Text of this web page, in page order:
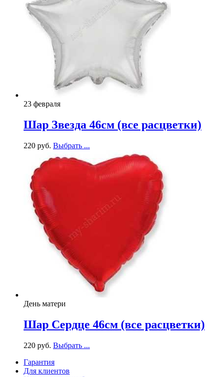
23 февраля
Шар Звезда 46см (все расцветки)
220 руб. Выбрать ...
День матери
Шар Сердце 46см (все расцветки)
220 руб. Выбрать ...
Гарантия
Для клиентов